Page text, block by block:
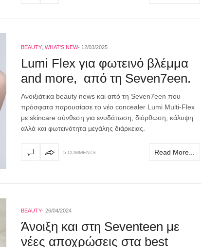
BEAUTY, WHAT'S NEW 12/03/2025
Lumi Flex για φωτεινό βλέμμα
and more, από τη Seven7een.
Ανοιξιάτικα beauty news και από τη Seven7een που
πρόσφατα παρουσίασε το νέο concealer Lumi Multi-Flex
με skincare σύνθεση για ενυδάτωση, διόρθωση, κάλυψη
αλλά και φωτεινότητα μεγάλης διάρκειας.
5 COMMENTS Read More...
BEAUTY 26/04/2024
Άνοιξη και στη Seventeen με
νέες αποχρώσεις στα best